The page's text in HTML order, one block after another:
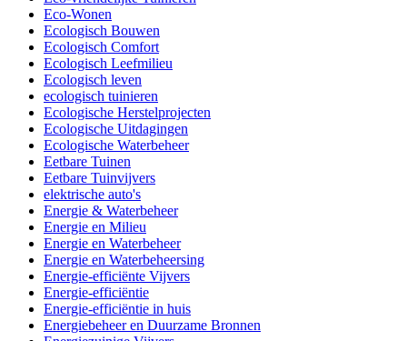
Eco-Wonen
Ecologisch Bouwen
Ecologisch Comfort
Ecologisch Leefmilieu
Ecologisch leven
ecologisch tuinieren
Ecologische Herstelprojecten
Ecologische Uitdagingen
Ecologische Waterbeheer
Eetbare Tuinen
Eetbare Tuinvijvers
elektrische auto's
Energie & Waterbeheer
Energie en Milieu
Energie en Waterbeheer
Energie en Waterbeheersing
Energie-efficiënte Vijvers
Energie-efficiëntie
Energie-efficiëntie in huis
Energiebeheer en Duurzame Bronnen